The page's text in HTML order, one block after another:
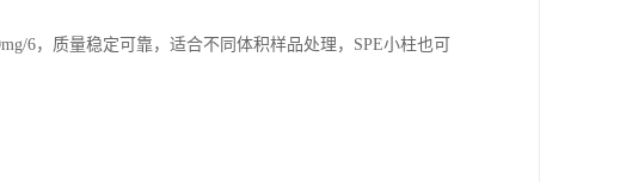
6，质量稳定可靠，适合不同体积样品处理，SPE小柱也可